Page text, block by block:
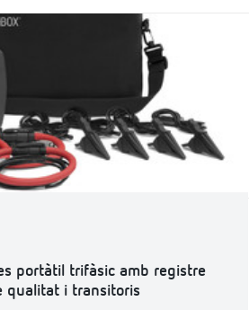
portàtil trifàsic amb registre
qualitat i transitoris